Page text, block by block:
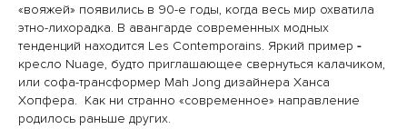
«вояжей» появились в 90-е годы, когда весь мир охватила
этно-лихорадка. В авангарде современных модных
тенденций находится Les Contemporains. Яркий пример -
кресло Nuage, будто приглашающее свернуться калачиком,
или софа-трансформер Mah Jong дизайнера Ханса
Хопфера. Как ни странно «современное» направление
родилось раньше других.